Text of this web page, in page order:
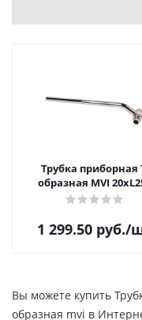
Трубка приборная
образная MVI
1 299.50 руб./
Вы можете купить
образная mvi в